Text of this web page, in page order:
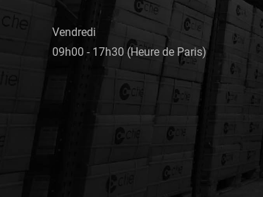
Vendredi
09h00 - 17h30 (Heure de Paris)